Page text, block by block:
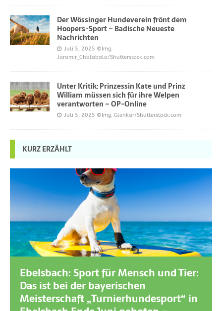
Der Wössinger Hundeverein frönt dem
Hoopers-Sport – Badische Neueste
Nachrichten
Juli 5, 2025 ©Img.
Jaromir_Chalabala/Shutterstock.com
Unter Kritik: Prinzessin Kate und Prinz
William müssen sich für ihre Welpen
verantworten – OP-Online
Juli 5, 2025 ©Img. Glenkar/Shutterstock.com
KURZ ERZÄHLT
Ebelsbach: Sport für Mensch und Tier:
Das ist bei der bayerischen
Meisterschaft „Turnierhundesport“ in